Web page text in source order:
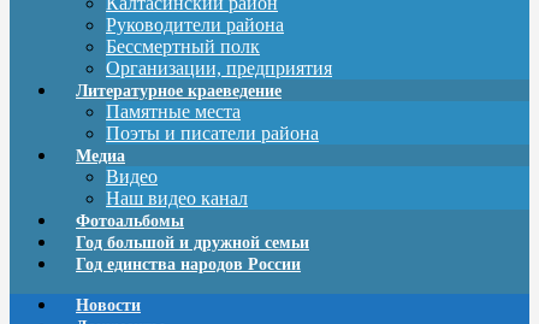
Руководители района
Бессмертный полк
Организации, предприятия
Литературное краеведение
Памятные места
Поэты и писатели района
Медиа
Видео
Наш видео канал
Фотоальбомы
Год большой и дружной семьи
Год единства народов России
Новости